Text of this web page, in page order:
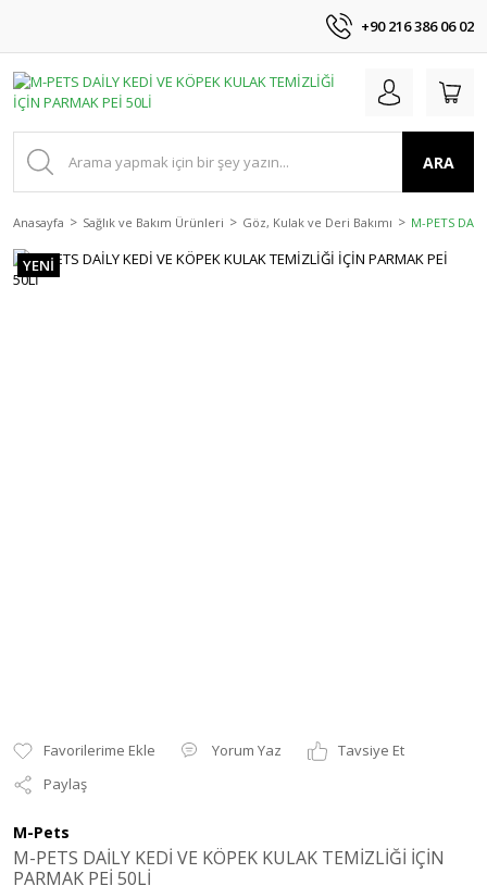
+90 216 386 06 02
ARA
Anasayfa Sağlık ve Bakım Ürünleri Göz, Kulak ve Deri Bakımı M-PETS
YENİ
Yorum Yaz
Tavsiye Et
Paylaş
M-Pets
M-PETS DAİLY KEDİ VE KÖPEK KULAK TEMİZLİĞİ İÇİN
PARMAK PEİ 50Lİ